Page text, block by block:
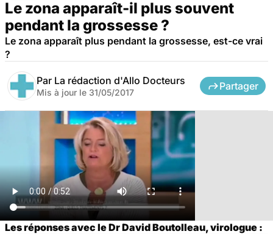
Le zona apparaît-il plus souvent
pendant la grossesse ?
Le zona apparaît plus pendant la grossesse, est-ce vrai
?
Par La rédaction d'Allo Docteurs
Mis à jour le 31/05/2017
Partager
Les réponses avec le Dr David Boutolleau, virologue :